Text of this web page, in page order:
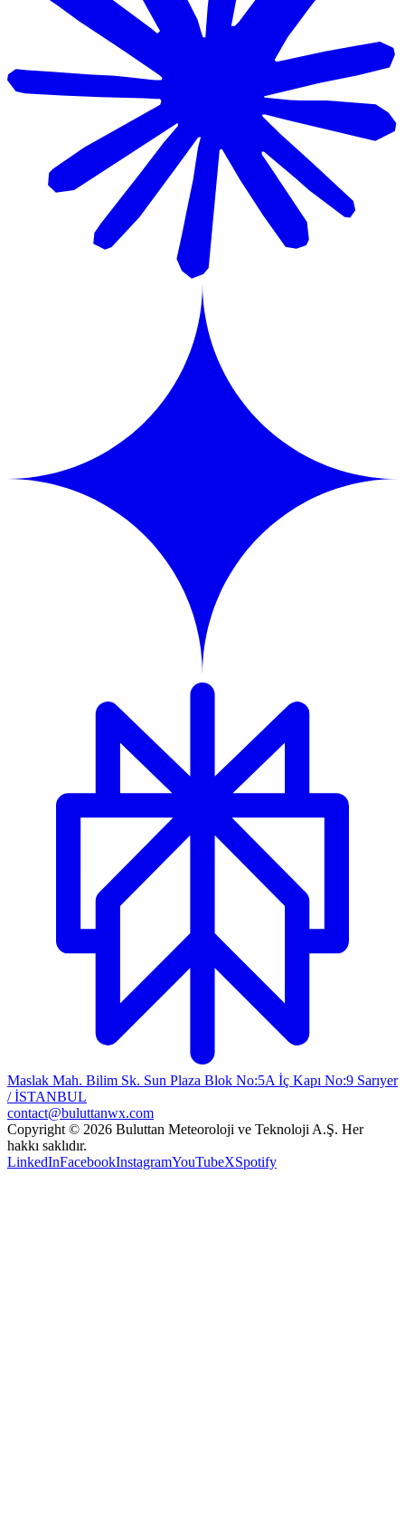
Maslak Mah. Bilim Sk. Sun Plaza Blok No:5A İç Kapı No:9 Sarıyer
/ İSTANBUL
contact@buluttanwx.com
Copyright © 2026 Buluttan Meteoroloji ve Teknoloji A.Ş. Her
hakkı saklıdır.
LinkedInFacebookInstagramYouTubeXSpotify